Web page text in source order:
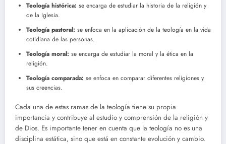
Teología histórica: se encarga de estudiar la historia de la religión y
de la Iglesia.
Teología pastoral: se enfoca en la aplicación de la teología en la vida
cotidiana de las personas.
Teología moral: se encarga de estudiar la moral y la ética en la
religión.
Teología comparada: se enfoca en comparar diferentes religiones y
sus creencias.
Cada una de estas ramas de la teología tiene su propia
importancia y contribuye al estudio y comprensión de la religión y
de Dios. Es importante tener en cuenta que la teología no es una
disciplina estática, sino que está en constante evolución y cambio.